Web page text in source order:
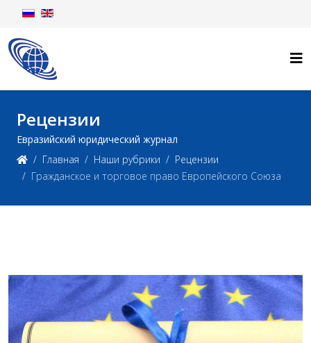
Рецензии
Евразийский юридический журнал
Главная
Наши рубрики
Рецензии
Гражданское и торговое право Европейского Союза